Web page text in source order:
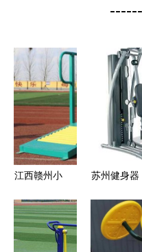
江西赣州小
价格解析
社区公园
苏州健身器
批发到厂家
的全面解析